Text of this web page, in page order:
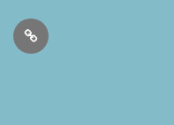
Deutsch